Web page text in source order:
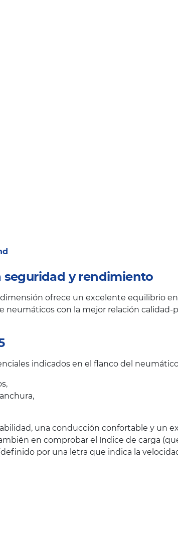
seguridad y rendimiento
ofrece un excelente equilibrio
con la mejor relación calidad-
indicados en el flanco del
una conducción confortable y un
en comprobar el índice de carga
por una letra que indica la